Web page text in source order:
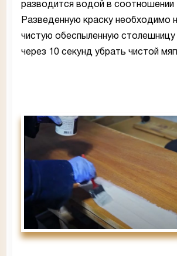
разводится водой в соотношении
Разведенную краску необходимо
чистую обеспыленную столешницу
через 10 секунд убрать чистой